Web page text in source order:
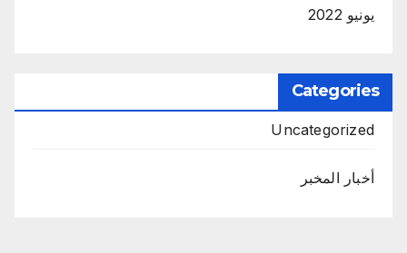
يونيو 2022
Categories
Uncategorized
أخبار المخبر